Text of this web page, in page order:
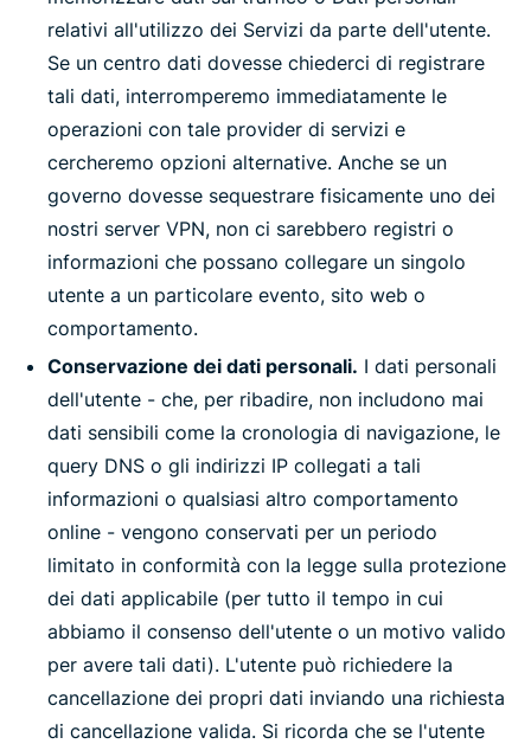
relativi all'utilizzo dei Servizi da parte dell'utente.
Se un centro dati dovesse chiederci di registrare
tali dati, interromperemo immediatamente le
operazioni con tale provider di servizi e
cercheremo opzioni alternative. Anche se un
governo dovesse sequestrare fisicamente uno dei
nostri server VPN, non ci sarebbero registri o
informazioni che possano collegare un singolo
utente a un particolare evento, sito web o
comportamento.
Conservazione dei dati personali. I dati personali
dell'utente - che, per ribadire, non includono mai
dati sensibili come la cronologia di navigazione, le
query DNS o gli indirizzi IP collegati a tali
informazioni o qualsiasi altro comportamento
online - vengono conservati per un periodo
limitato in conformità con la legge sulla protezione
dei dati applicabile (per tutto il tempo in cui
abbiamo il consenso dell'utente o un motivo valido
per avere tali dati). L'utente può richiedere la
cancellazione dei propri dati inviando una richiesta
di cancellazione valida. Si ricorda che se l'utente